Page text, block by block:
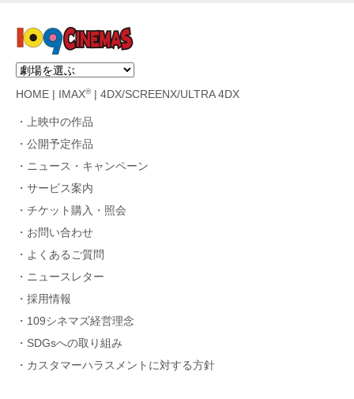
HOME IMAX®| 4DX/SCREENX/ULTRA 4DX
上映中の作品
公開予定作品
ニュース・キャンペーン
サービス案内
チケット購入・照会
お問い合わせ
よくあるご質問
ニュースレター
採用情報
109シネマズ経営理念
SDGsへの取り組み
カスタマーハラスメントに対する方針